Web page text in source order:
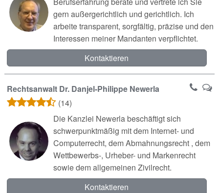
gern außergerichtlich und gerichtlich. Ich
arbeite transparent, sorgfältig, präzise und den
Interessen meiner Mandanten verpflichtet.
Kontaktieren
Rechtsanwalt Dr. Danjel-Philippe Newerla
(14)
Die Kanzlei Newerla beschäftigt sich
schwerpunktmäßig mit dem Internet- und
Computerrecht, dem Abmahnungsrecht , dem
Wettbewerbs-, Urheber- und Markenrecht
sowie dem allgemeinen Zivilrecht.
Kontaktieren